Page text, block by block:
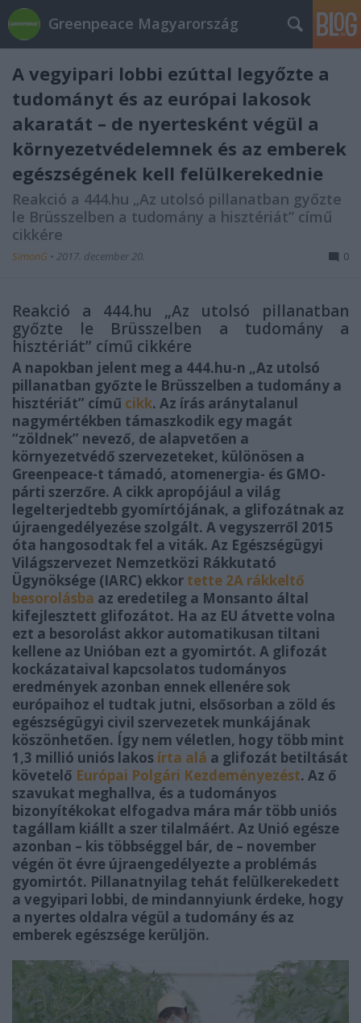
Greenpeace Magyarország
A vegyipari lobbi ezúttal legyőzte a
tudományt és az európai lakosok
akaratát – de nyertesként végül a
környezetvédelemnek és az emberek
egészségének kell felülkerekednie
Reakció a 444.hu „Az utolsó pillanatban győzte
le Brüsszelben a tudomány a hisztériát” című
cikkére
SimonG • 2017. december 20. 0
Reakció a 444.hu „Az utolsó pillanatban
győzte le Brüsszelben a tudomány a
hisztériát” című cikkére
A napokban jelent meg a 444.hu-n „Az utolsó
pillanatban győzte le Brüsszelben a tudomány a
hisztériát” című cikk. Az írás aránytalanul
nagymértékben támaszkodik egy magát
“zöldnek” nevező, de alapvetően a
környezetvédő szervezeteket, különösen a
Greenpeace-t támadó, atomenergia- és GMO-
párti szerzőre. A cikk apropójául a világ
legelterjedtebb gyomírtójának, a glifozátnak az
újraengedélyezése szolgált. A vegyszerről 2015
óta hangosodtak fel a viták. Az Egészségügyi
Világszervezet Nemzetközi Rákkutató
Ügynöksége (IARC) ekkor tette 2A rákkeltő
besorolásba az eredetileg a Monsanto által
kifejlesztett glifozátot. Ha az EU átvette volna
ezt a besorolást akkor automatikusan tiltani
kellene az Unióban ezt a gyomirtót. A glifozát
kockázataival kapcsolatos tudományos
eredmények azonban ennek ellenére sok
európaihoz el tudtak jutni, elsősorban a zöld és
egészségügyi civil szervezetek munkájának
köszönhetően. Így nem véletlen, hogy több mint
1,3 millió uniós lakos írta alá a glifozát betiltását
követelő Európai Polgári Kezdeményezést. Az ő
szavukat meghallva, és a tudományos
bizonyítékokat elfogadva mára már több uniós
tagállam kiállt a szer tilalmáért. Az Unió egésze
azonban – kis többséggel bár, de – november
végén öt évre újraengedélyezte a problémás
gyomirtót. Pillanatnyilag tehát felülkerekedett
a vegyipari lobbi, de mindannyiunk érdeke, hogy
a nyertes oldalra végül a tudomány és az
emberek egészsége kerüljön.